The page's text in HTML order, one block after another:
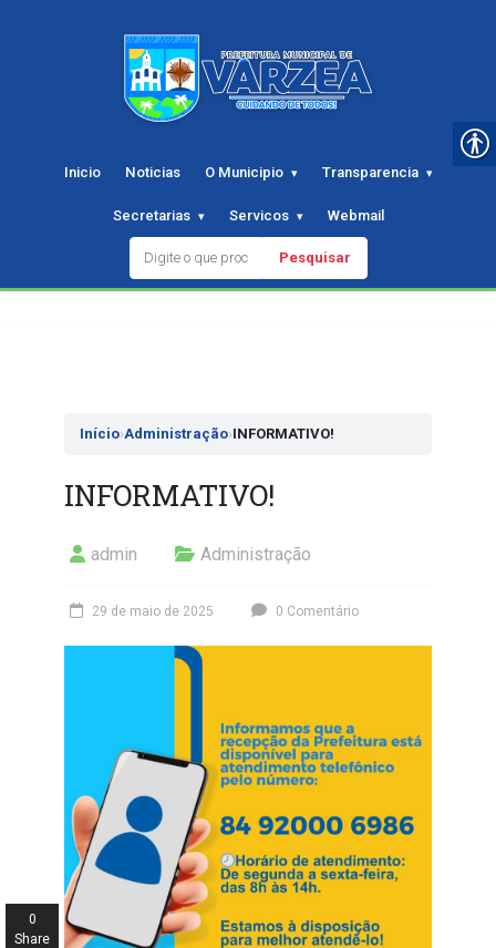
Inicio Noticias O Municipio Transparencia
Secretarias Servicos Webmail
Pesquisar
Início›Administração›INFORMATIVO!
INFORMATIVO!
admin Administração
29 de maio de 2025 0 Comentário
0
Share